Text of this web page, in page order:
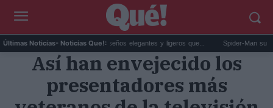
Últimas Noticias- Noticias Que!:
Blusas Zara: cinco diseños elegantes y ligeros que... Spider-Man
Así han envejecido los
presentadores más